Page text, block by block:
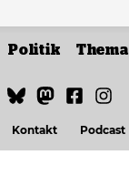
Politik Thema
Kontakt Podcast